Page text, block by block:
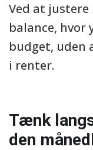
Ved at
balance, hvor
budget, uden
i renter.
Tænk
den